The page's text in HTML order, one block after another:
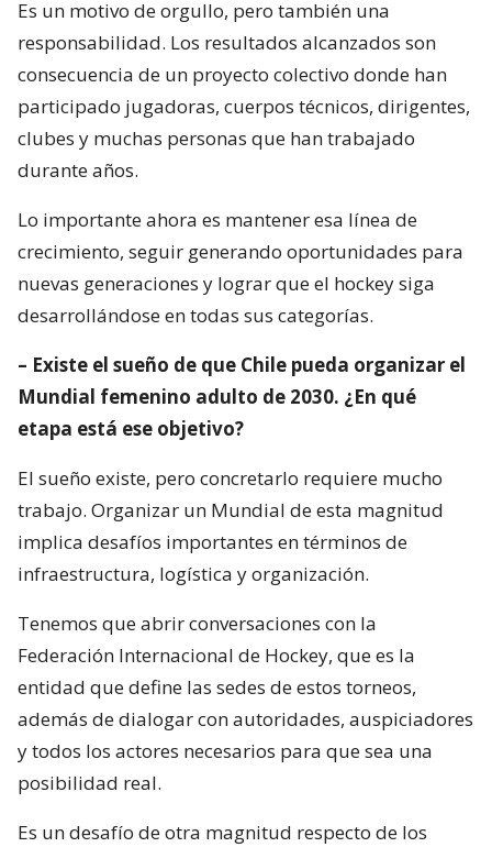
Es un motivo de orgullo, pero también una
responsabilidad. Los resultados alcanzados son
consecuencia de un proyecto colectivo donde han
participado jugadoras, cuerpos técnicos, dirigentes,
clubes y muchas personas que han trabajado
durante años.
Lo importante ahora es mantener esa línea de
crecimiento, seguir generando oportunidades para
nuevas generaciones y lograr que el hockey siga
desarrollándose en todas sus categorías.
– Existe el sueño de que Chile pueda organizar el
Mundial femenino adulto de 2030. ¿En qué
etapa está ese objetivo?
El sueño existe, pero concretarlo requiere mucho
trabajo. Organizar un Mundial de esta magnitud
implica desafíos importantes en términos de
infraestructura, logística y organización.
Tenemos que abrir conversaciones con la
Federación Internacional de Hockey, que es la
entidad que define las sedes de estos torneos,
además de dialogar con autoridades, auspiciadores
y todos los actores necesarios para que sea una
posibilidad real.
Es un desafío de otra magnitud respecto de los